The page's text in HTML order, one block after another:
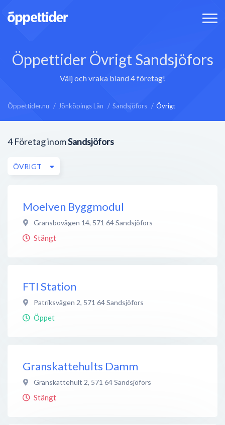
Öppettider Övrigt Sandsjöfors
Välj och vraka bland 4 företag!
Öppettider.nu Jönköpings Län Sandsjöfors Övrigt
4 Företag inomSandsjöfors
ÖVRIGT
Moelven Byggmodul
Gransbovägen 14, 571 64Sandsjöfors
Stängt
FTI Station
Patriksvägen 2, 571 64Sandsjöfors
Öppet
Granskattehults Damm
Granskattehult 2, 571 64Sandsjöfors
Stängt